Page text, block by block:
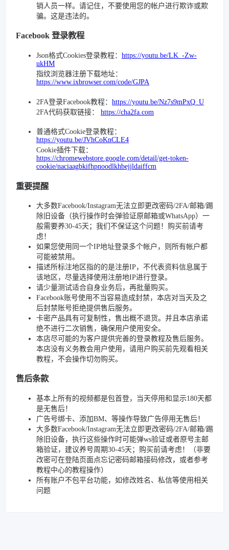
销人员一样。请记住，不要使用您的帐户进行欺诈或欺
骗。这是违法的。
Facebook 登录教程
Json格式Cookies登录教程： https://youtu.be/LK_-Zw-
ukHM
指纹浏览器注册下载地址：
https://www.ixbrowser.com/code/GJPA
2FA登录Facebook教程： https://youtu.be/Nz7s9mPxQ_U
2FA代码获取链接： https://cha2fa.com
普通格式Cookie登录教程：
https://youtu.be/JVhCoKnCLE4
Cookie插件下载：
https://chromewebstore.google.com/detail/get-token-
cookie/naciaagbkifhpnoodlkhbejjldaiffcm
重要提醒
大多数Facebook/Instagram无法立即更改密码/2FA/邮箱/踢
除旧设备（执行操作时会弹验证原邮箱或WhatsApp）一
般需要养30-45天；我们不保证这个问题！购买前请考
虑！
如果您使用同一个IP地址登录多个帐户，则所有帐户都
可能被禁用。
描述所标注地区指的的是注册IP，不代表资料信息属于
该地区，尽量选择使用注册地IP进行登录。
请少量测试适合自身业务后，再批量购买。
Facebook账号使用不当容易造成封禁，本店对当天及之
后封禁账号拒绝提供售后服务。
卡密产品具有可复制性，售出概不退货。并且本店承诺
绝不进行二次销售，确保用户使用安全。
本店尽可能的为客户提供完善的登录教程及售后服务。
本店没有义务教会用户使用，请用户购买前先观看相关
教程，不会操作切勿购买。
售后条款
基本上所有的视频都是包首登，当天停用和显示180天都
是无售后！
广告号绑卡、添加BM、等操作导致广告停用无售后！
大多数Facebook/Instagram无法立即更改密码/2FA/邮箱/踢
除旧设备，执行这些操作时可能弹ws验证或者原号主邮
箱验证，建议养号周期30-45天；购买前请考虑！（非要
改密可在登陆页面点忘记密码邮箱接码修改，或者参考
教程中心的教程操作）
所有账户不包平台功能，如修改姓名、私信等使用相关
问题